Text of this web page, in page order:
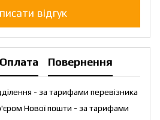
відгук
Оплата Повернення
- за тарифами перевізника
Нової пошти - за тарифами